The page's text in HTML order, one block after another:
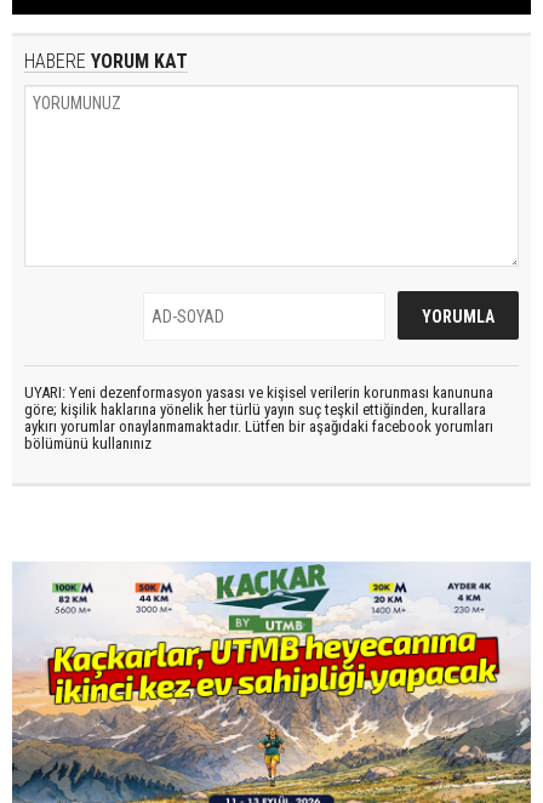
HABERE YORUM KAT
UYARI: Yeni dezenformasyon yasası ve kişisel verilerin korunması kanununa
göre; kişilik haklarına yönelik her türlü yayın suç teşkil ettiğinden, kurallara
aykırı yorumlar onaylanmamaktadır. Lütfen bir aşağıdaki facebook yorumları
bölümünü kullanınız